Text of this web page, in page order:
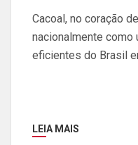
Cacoal, no coração
nacionalmente como
eficientes do Brasil
LEIA MAIS